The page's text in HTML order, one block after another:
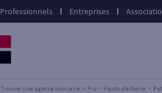
Professionnels Entreprises
Trouver une agence bancaire Pro Hauts-de-Seine